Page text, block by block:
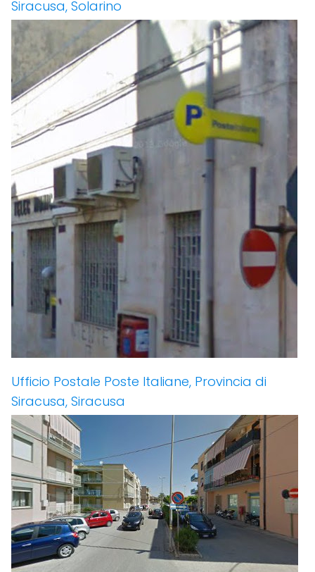
Siracusa, Solarino
Ufficio Postale Poste Italiane, Provincia di
Siracusa, Siracusa